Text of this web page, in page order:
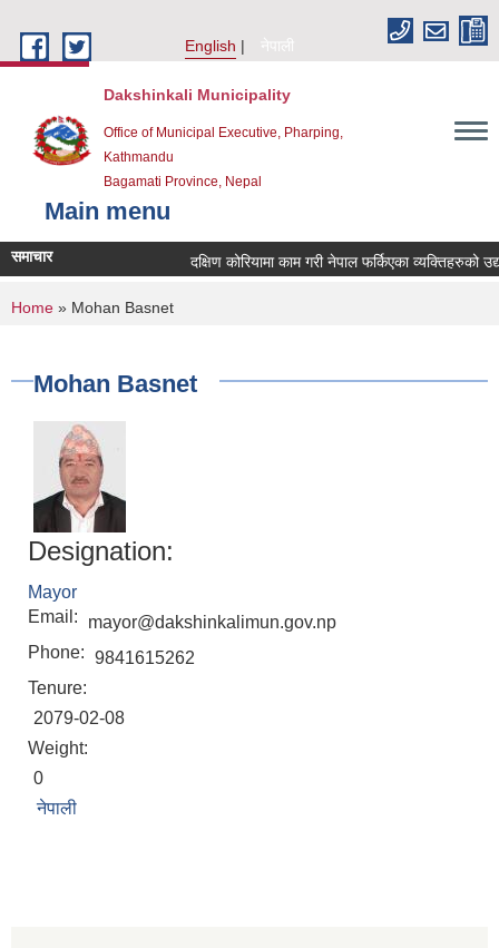
English
नेपाली
Dakshinkali Municipality
Office of Municipal Executive, Pharping,
Kathmandu
Bagamati Province, Nepal
Main menu
समाचार दक्षिण कोरियामा काम गरी नेपाल फर्किएका
You are here
Home » Mohan Basnet
Mohan Basnet
Designation:
Mayor
Email:
mayor@dakshinkalimun.gov.np
Phone: 9841615262
Tenure:
2079-02-08
Weight:
0
नेपाली